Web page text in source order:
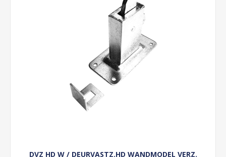
DVZ HD W / DEURVASTZ.HD WANDMODEL VERZ.